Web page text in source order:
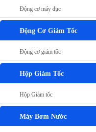
Động cơ máy đục
Động Cơ Giảm Tốc
Động cơ giảm tốc
Hộp Giảm Tốc
Hộp Giảm tốc
Máy Bơm Nước